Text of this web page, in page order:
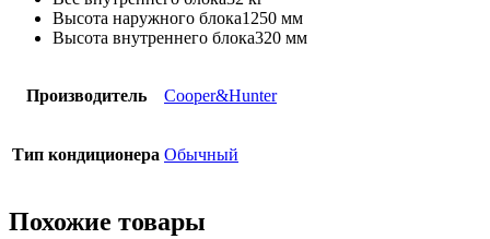
Высота наружного блока1250 мм
Высота внутреннего блока320 мм
Производитель Cooper&Hunter
Тип кондиционера Обычный
Похожие товары